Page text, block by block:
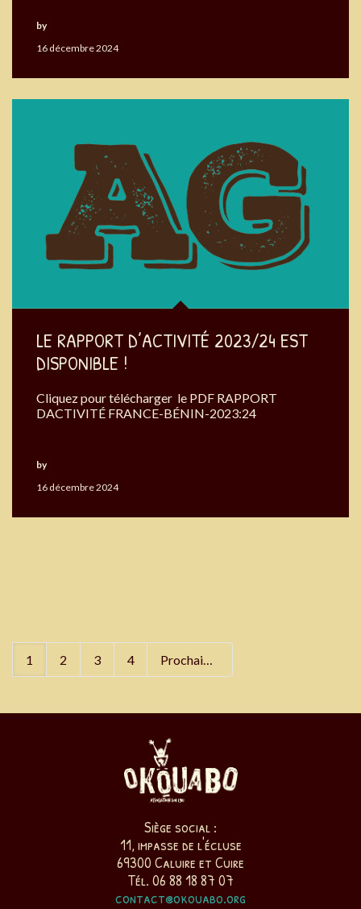
16 décembre 2024
by
LE RAPPORT D’ACTIVITÉ 2023/24 EST
DISPONIBLE !
Cliquez pour télécharger le PDF RAPPORT
DACTIVITÉ FRANCE-BÉNIN-2023:24
16 décembre 2024
by
1 2 3 4 Prochain
Siège social :
11, impasse de l'écluse
69300 Caluire et Cuire
Tél. 06 88 18 87 07
contact@okouabo.org